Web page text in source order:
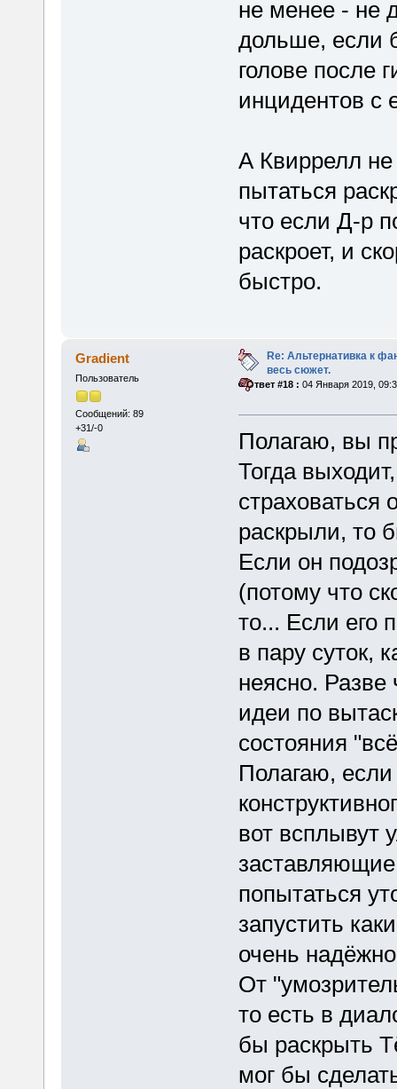
не менее - не
дольше, если
голове после
инцидентов с
А Квиррелл
пытаться
что если Д-р
раскроет, и
быстро.
Gradient
Пользователь
Сообщений: 89
+31/-0
Re: Альтернативка к
весь сюжет.
«Ответ #18 : 04 Января 2019,
Полагаю, вы
Тогда
страховаться
раскрыли, то
Если он
(потому что
то... Если его
в пару суток,
неясно. Разве
идеи по
состояния
Полагаю,
вот всплывут
попытаться
запустить
очень
От
то есть в
бы раскрыть
мог бы